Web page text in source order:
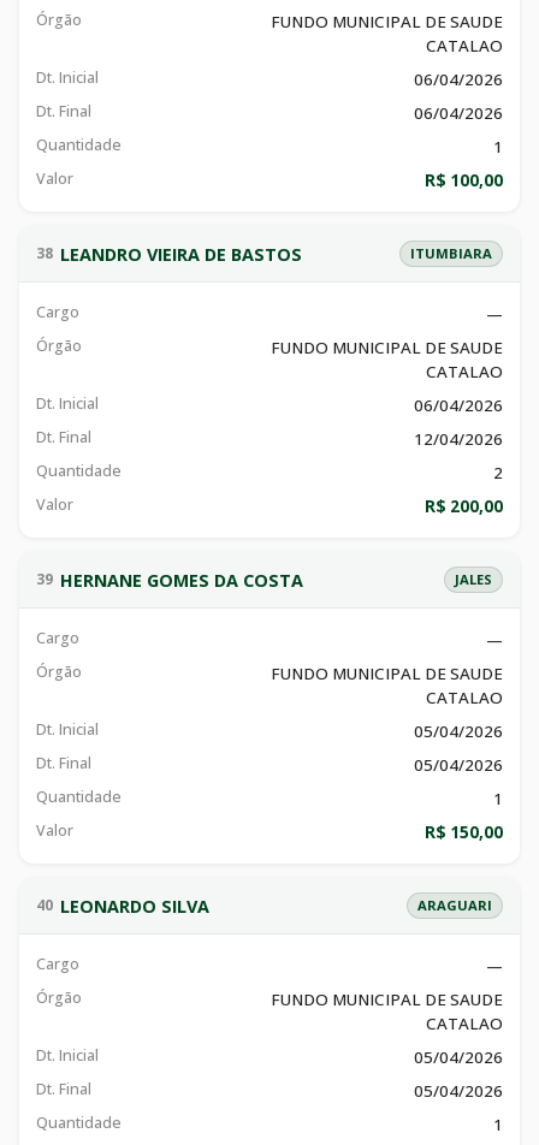
Órgão
FUNDO MUNICIPAL DE SAUDE
CATALAO
Dt. Inicial 06/04/2026
Dt. Final 06/04/2026
Quantidade 1
Valor R$ 100,00
38 LEANDRO VIEIRA DE BASTOS ITUMBIARA
Cargo —
Órgão
FUNDO MUNICIPAL DE SAUDE
CATALAO
Dt. Inicial 06/04/2026
Dt. Final 12/04/2026
Quantidade 2
Valor R$ 200,00
39 HERNANE GOMES DA COSTA JALES
Cargo —
Órgão
FUNDO MUNICIPAL DE SAUDE
CATALAO
Dt. Inicial 05/04/2026
Dt. Final 05/04/2026
Quantidade 1
Valor R$ 150,00
40 LEONARDO SILVA ARAGUARI
Cargo —
Órgão
FUNDO MUNICIPAL DE SAUDE
CATALAO
Dt. Inicial 05/04/2026
Dt. Final 05/04/2026
Quantidade 1